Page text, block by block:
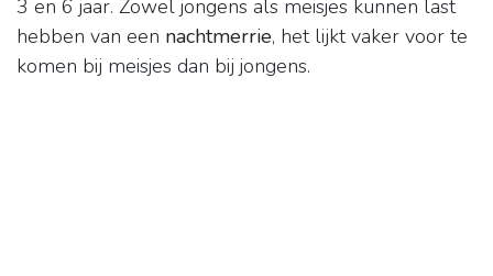
3 en 6 jaar. Zowel jongens als meisjes kunnen last
hebben van een nachtmerrie, het lijkt vaker voor te
komen bij meisjes dan bij jongens.